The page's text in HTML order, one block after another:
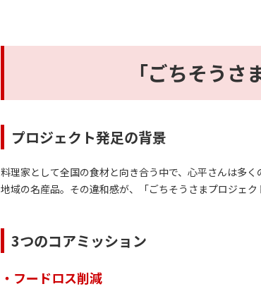
「ごちそう
プロジェクト発足の背景
料理家として全国の食材と向き合う中で、心平さんは多
地域の名産品。その違和感が、「ごちそうさまプロジェク
3つのコアミッション
・フードロス削減